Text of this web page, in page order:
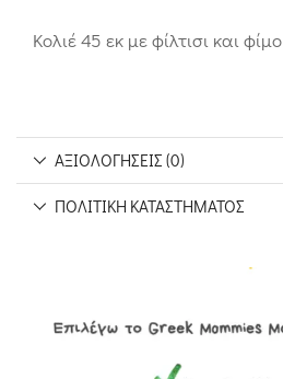
Κολιέ 45 εκ με φίλτισι και φίμο
ΑΞΙΟΛΟΓΉΣΕΙΣ (0)
ΠΟΛΙΤΙΚΉ ΚΑΤΑΣΤΉΜΑΤΟΣ